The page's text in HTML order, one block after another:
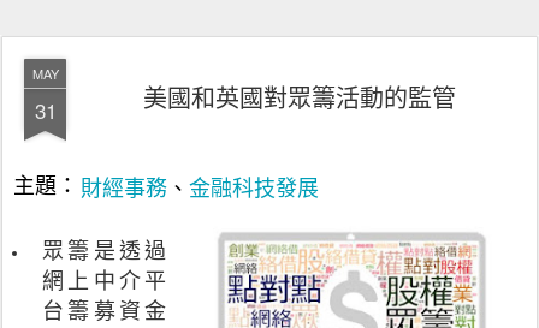
MAY
31 美國和英國對眾籌活動的監管
主題： 財經事務 、 金融科技發展
眾籌是透過
網上中介平
台籌募資金